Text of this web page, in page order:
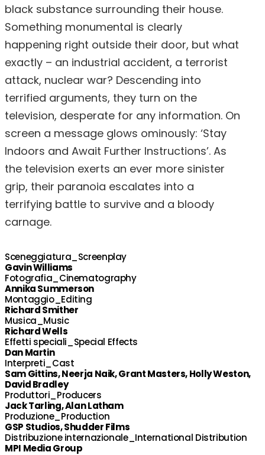
black substance surrounding their house.
Something monumental is clearly
happening right outside their door, but what
exactly – an industrial accident, a terrorist
attack, nuclear war? Descending into
terrified arguments, they turn on the
television, desperate for any information. On
screen a message glows ominously: ‘Stay
Indoors and Await Further Instructions’. As
the television exerts an ever more sinister
grip, their paranoia escalates into a
terrifying battle to survive and a bloody
carnage.
Sceneggiatura_Screenplay
Gavin Williams
Fotografia_Cinematography
Annika Summerson
Montaggio_Editing
Richard Smither
Musica_Music
Richard Wells
Effetti speciali_Special Effects
Dan Martin
Interpreti_Cast
Sam Gittins, Neerja Naik, Grant Masters, Holly Weston,
David Bradley
Produttori_Producers
Jack Tarling, Alan Latham
Produzione_Production
GSP Studios, Shudder Films
Distribuzione internazionale_International Distribution
MPI Media Group